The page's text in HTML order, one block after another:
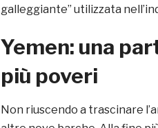
galleggiante” utilizzata
Yemen: una
più poveri
Non riuscendo a trascinare